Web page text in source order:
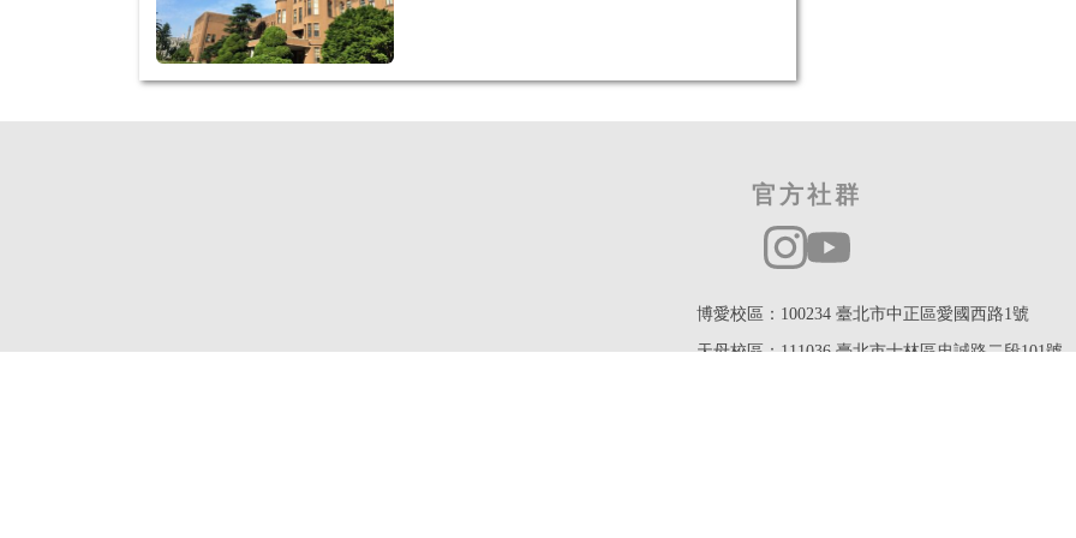
官方社群
博愛校區：100234 臺北市中正區愛國西路1號
天母校區：111036 臺北市士林區忠誠路二段101號